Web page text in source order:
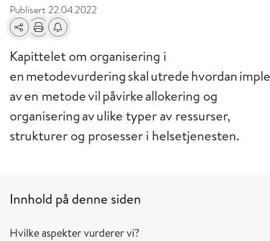
Publisert22.04.2022
Del Skriv utFå varsel om endringer
Kapittelet om organisering i
en metodevurdering skal utrede hvordan
av en metode vil påvirke allokering og
organisering av ulike typer av ressurser,
strukturer og prosesser i helsetjenesten.
Innhold på denne siden
Hvilke aspekter vurderer vi?